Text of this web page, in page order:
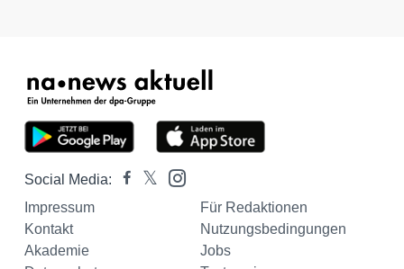
Social Media:
Impressum
Für Redaktionen
Kontakt
Nutzungsbedingungen
Akademie
Jobs